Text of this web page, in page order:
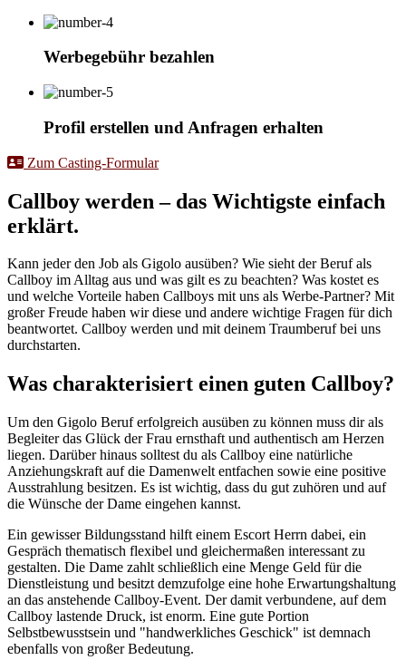
Werbegebühr bezahlen
Profil erstellen und Anfragen erhalten
Zum Casting-Formular
Callboy werden – das Wichtigste einfach
erklärt.
Kann jeder den Job als Gigolo ausüben? Wie sieht der Beruf als
Callboy im Alltag aus und was gilt es zu beachten? Was kostet es
und welche Vorteile haben Callboys mit uns als Werbe-Partner? Mit
großer Freude haben wir diese und andere wichtige Fragen für dich
beantwortet. Callboy werden und mit deinem Traumberuf bei uns
durchstarten.
Was charakterisiert einen guten Callboy?
Um den Gigolo Beruf erfolgreich ausüben zu können muss dir als
Begleiter das Glück der Frau ernsthaft und authentisch am Herzen
liegen. Darüber hinaus solltest du als Callboy eine natürliche
Anziehungskraft auf die Damenwelt entfachen sowie eine positive
Ausstrahlung besitzen. Es ist wichtig, dass du gut zuhören und auf
die Wünsche der Dame eingehen kannst.
Ein gewisser Bildungsstand hilft einem Escort Herrn dabei, ein
Gespräch thematisch flexibel und gleichermaßen interessant zu
gestalten. Die Dame zahlt schließlich eine Menge Geld für die
Dienstleistung und besitzt demzufolge eine hohe Erwartungshaltung
an das anstehende Callboy-Event. Der damit verbundene, auf dem
Callboy lastende Druck, ist enorm. Eine gute Portion
Selbstbewusstsein und "handwerkliches Geschick" ist demnach
ebenfalls von großer Bedeutung.